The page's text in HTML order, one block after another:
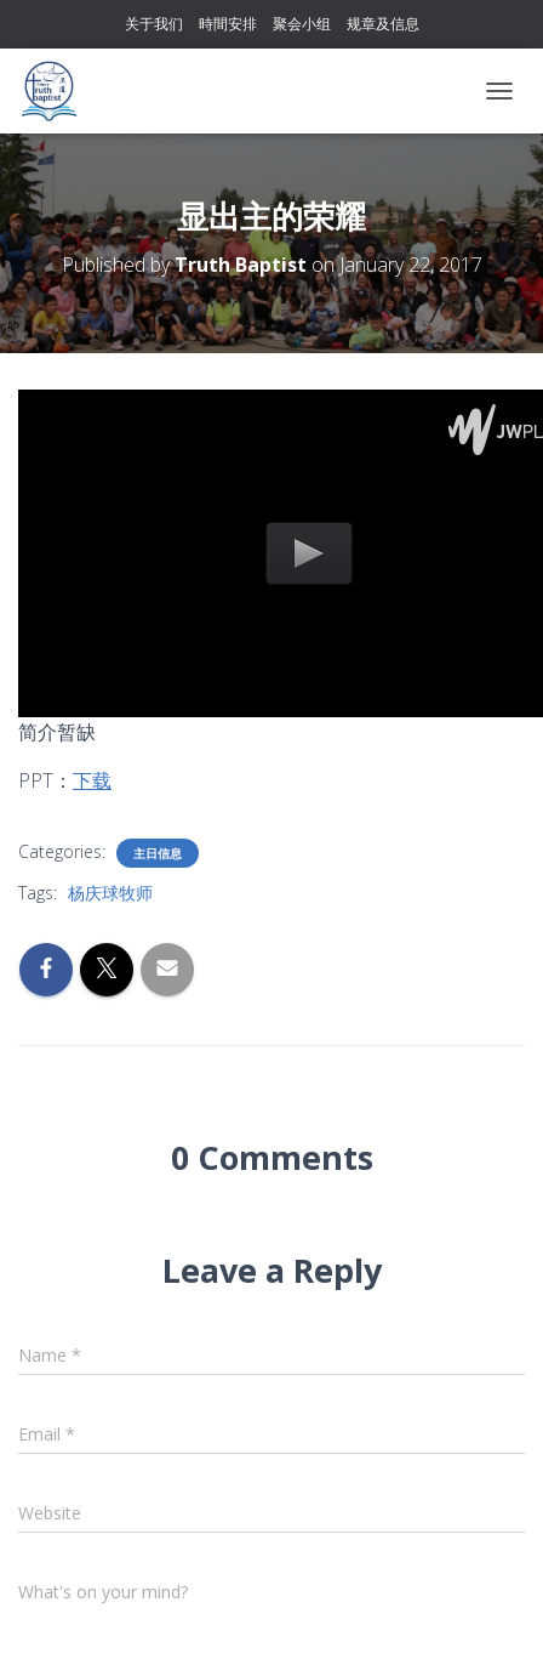
关于我们 時間安排 聚会小组 规章及信息
O
E
N
A
V
I
G
T
O
显出主的荣耀
Published byTruth BaptistonJanuary 22, 2017
简介暂缺
PPT： 下载
Categories: 主日信息
Tags: 杨庆球牧师
0 Comments
Leave a Reply
Name *
Email *
Website
What's on your mind?